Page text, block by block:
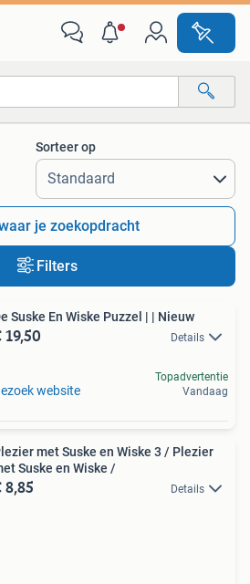
afstanden…
Sorteer op
je zoekopdracht
Filters
De Suske En Wiske Puzzel | | Nieuw
19,50 Details
website
Topadvertentie
Vandaag
met Suske en Wiske 3 / Plezier
Suske en Wiske /
8,85 Details